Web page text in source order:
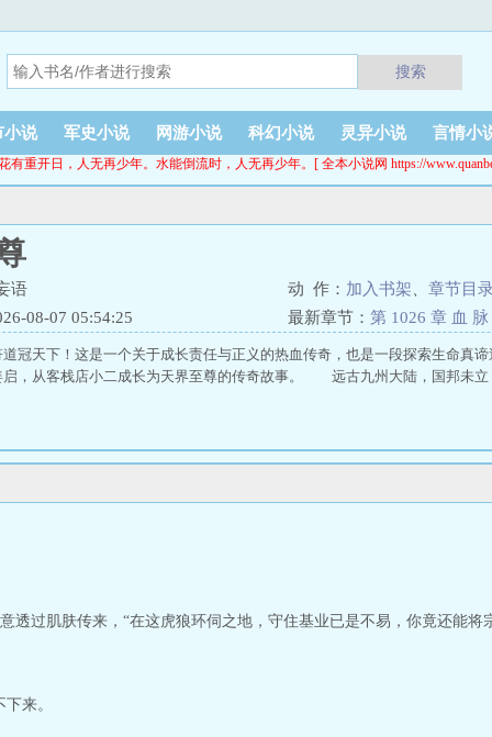
搜索
小说 军史小说 网游小说 科幻小说 灵异小说 言情小
有重开日，人无再少年。水能倒流时，人无再少年。[ 全本小说网 https://
语 动 作： 加入书架 章节目
08-07 05:54:25
最新章节： 第 1026 章 血 脉
道冠天下！这是一个关于成长责任与正义的热血传奇，也是一段探索生命
启，从客栈店小二成长为天界至尊的传奇故事。 远古九州大陆，国邦未
透过肌肤传来，“在这虎狼环伺之地，守住基业已是不易，你竟还能
来。